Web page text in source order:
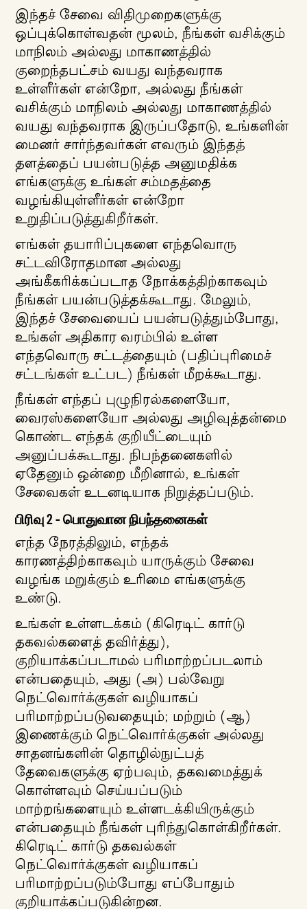
இந்தச் சேவை விதிமுறைகளுக்கு
ஒப்புக்கொள்வதன் மூலம், நீங்கள் வசிக்கும்
மாநிலம் அல்லது மாகாணத்தில்
குறைந்தபட்சம் வயது வந்தவராக
உள்ளீர்கள் என்றோ, அல்லது நீங்கள்
வசிக்கும் மாநிலம் அல்லது மாகாணத்தில்
வயது வந்தவராக இருப்பதோடு, உங்களின்
மைனர் சார்ந்தவர்கள் எவரும் இந்தத்
தளத்தைப் பயன்படுத்த அனுமதிக்க
எங்களுக்கு உங்கள் சம்மதத்தை
வழங்கியுள்ளீர்கள் என்றோ
உறுதிப்படுத்துகிறீர்கள்.
எங்கள் தயாரிப்புகளை எந்தவொரு
சட்டவிரோதமான அல்லது
அங்கீகரிக்கப்படாத நோக்கத்திற்காகவும்
நீங்கள் பயன்படுத்தக்கூடாது. மேலும்,
இந்தச் சேவையைப் பயன்படுத்தும்போது, ​​
உங்கள் அதிகார வரம்பில் உள்ள
எந்தவொரு சட்டத்தையும் (பதிப்புரிமைச்
சட்டங்கள் உட்பட) நீங்கள் மீறக்கூடாது.
நீங்கள் எந்தப் புழுநிரல்களையோ,
வைரஸ்களையோ அல்லது அழிவுத்தன்மை
கொண்ட எந்தக் குறியீட்டையும்
அனுப்பக்கூடாது. நிபந்தனைகளில்
ஏதேனும் ஒன்றை மீறினால், உங்கள்
சேவைகள் உடனடியாக நிறுத்தப்படும்.
பிரிவு 2 - பொதுவான நிபந்தனைகள்
எந்த நேரத்திலும், எந்தக்
காரணத்திற்காகவும் யாருக்கும் சேவை
வழங்க மறுக்கும் உரிமை எங்களுக்கு
உண்டு.
உங்கள் உள்ளடக்கம் (கிரெடிட் கார்டு
தகவல்களைத் தவிர்த்து),
குறியாக்கப்படாமல் பரிமாற்றப்படலாம்
என்பதையும், அது (அ) பல்வேறு
நெட்வொர்க்குகள் வழியாகப்
பரிமாற்றப்படுவதையும்; மற்றும் (ஆ)
இணைக்கும் நெட்வொர்க்குகள் அல்லது
சாதனங்களின் தொழில்நுட்பத்
தேவைகளுக்கு ஏற்பவும், தகவமைத்துக்
கொள்ளவும் செய்யப்படும்
மாற்றங்களையும் உள்ளடக்கியிருக்கும்
என்பதையும் நீங்கள் புரிந்துகொள்கிறீர்கள்.
கிரெடிட் கார்டு தகவல்கள்
நெட்வொர்க்குகள் வழியாகப்
பரிமாற்றப்படும்போது எப்போதும்
குறியாக்கப்படுகின்றன.